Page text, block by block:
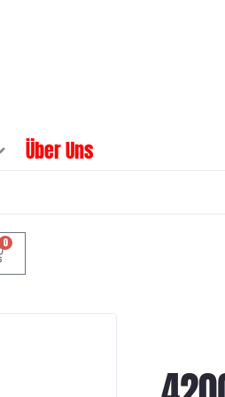
Über Uns
0